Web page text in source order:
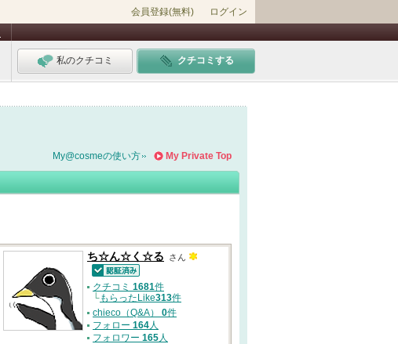
会員登録(無料) ログイン
私のクチコミ クチコミする
My Private Top
My@cosmeの使い方
ち☆ん☆く☆る さん
認証済
クチコミ 1681件
└もらったLike313件
chieco（Q&A） 0件
フォロー 164人
フォロワー 165人